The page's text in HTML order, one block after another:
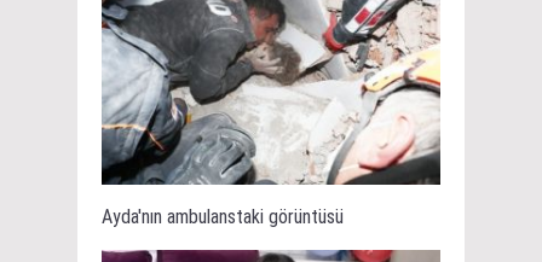
Ayda'nın ambulanstaki görüntüsü